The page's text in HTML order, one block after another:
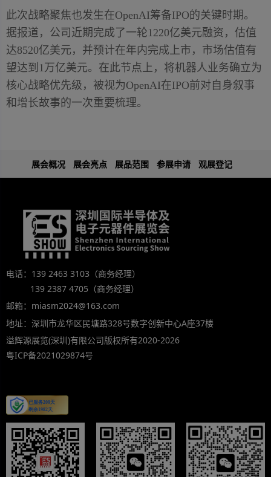
此次战略聚焦也发生在OpenAI筹备IPO的关键时期。
据报道，公司近期完成了一轮1220亿美元融资，估值
达8520亿美元，并预计在年内完成上市，市场估值有
望达到1万亿美元。在此节点上，将机器人业务确立为
核心战略优先级，被视为OpenAI在IPO前对自身叙事
和增长故事的一次重要梳理。
展会概况 展会亮点 展品范围 参展申请 观展登记
电话：139 2463 3103（商务经理）
139 2387 4705（商务经理）
邮箱：miasm2024@163.com
地址：深圳市龙华区民塘路328号数字创新中心A座37楼
溢辉源展览(深圳)有限公司版权所有2020-2026
粤ICP备2021029874号